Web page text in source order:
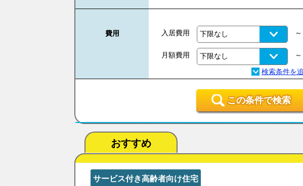
費用 入居費用 ～
月額費用 ～
この条件で検索
おすすめ
サービス付き高齢者向け住宅